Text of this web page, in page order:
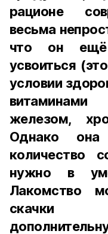
рационе
весьма
что он ещё
усвоиться
условии
железом,
Однако она
количество
нужно в
Лакомство
скачки